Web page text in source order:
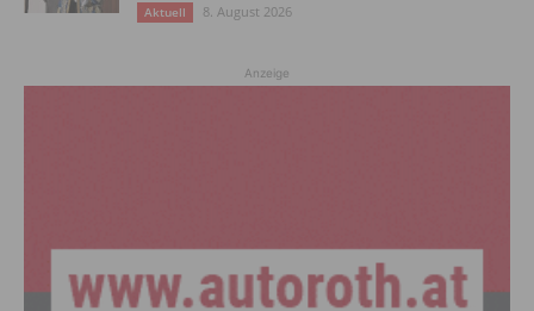
Aktuell 8. August 2026
Anzeige